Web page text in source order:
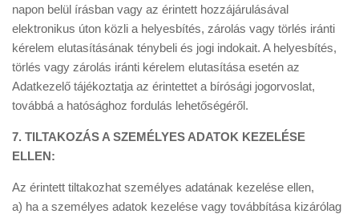
napon belül írásban vagy az érintett hozzájárulásával
elektronikus úton közli a helyesbítés, zárolás vagy törlés iránti
kérelem elutasításának ténybeli és jogi indokait. A helyesbítés,
törlés vagy zárolás iránti kérelem elutasítása esetén az
Adatkezelő tájékoztatja az érintettet a bírósági jogorvoslat,
továbbá a hatósághoz fordulás lehetőségéről.
7. TILTAKOZÁS A SZEMÉLYES ADATOK KEZELÉSE
ELLEN:
Az érintett tiltakozhat személyes adatának kezelése ellen,
a) ha a személyes adatok kezelése vagy továbbítása kizárólag